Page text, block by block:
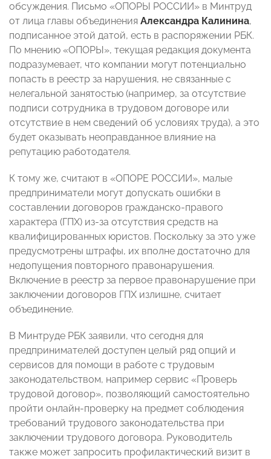
обсуждения. Письмо «ОПОРЫ РОССИИ» в Минтруд
от лица главы объединения Александра Калинина,
подписанное этой датой, есть в распоряжении РБК.
По мнению «ОПОРЫ», текущая редакция документа
подразумевает, что компании могут потенциально
попасть в реестр за нарушения, не связанные с
нелегальной занятостью (например, за отсутствие
подписи сотрудника в трудовом договоре или
отсутствие в нем сведений об условиях труда), а это
будет оказывать неоправданное влияние на
репутацию работодателя.
К тому же, считают в «ОПОРЕ РОССИИ», малые
предприниматели могут допускать ошибки в
составлении договоров гражданско-правого
характера (ГПХ) из-за отсутствия средств на
квалифицированных юристов. Поскольку за это уже
предусмотрены штрафы, их вполне достаточно для
недопущения повторного правонарушения.
Включение в реестр за первое правонарушение при
заключении договоров ГПХ излишне, считает
объединение.
В Минтруде РБК заявили, что сегодня для
предпринимателей доступен целый ряд опций и
сервисов для помощи в работе с трудовым
законодательством, например сервис «Проверь
трудовой договор», позволяющий самостоятельно
пройти онлайн-проверку на предмет соблюдения
требований трудового законодательства при
заключении трудового договора. Руководитель
также может запросить профилактический визит в